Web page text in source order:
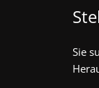
Sie